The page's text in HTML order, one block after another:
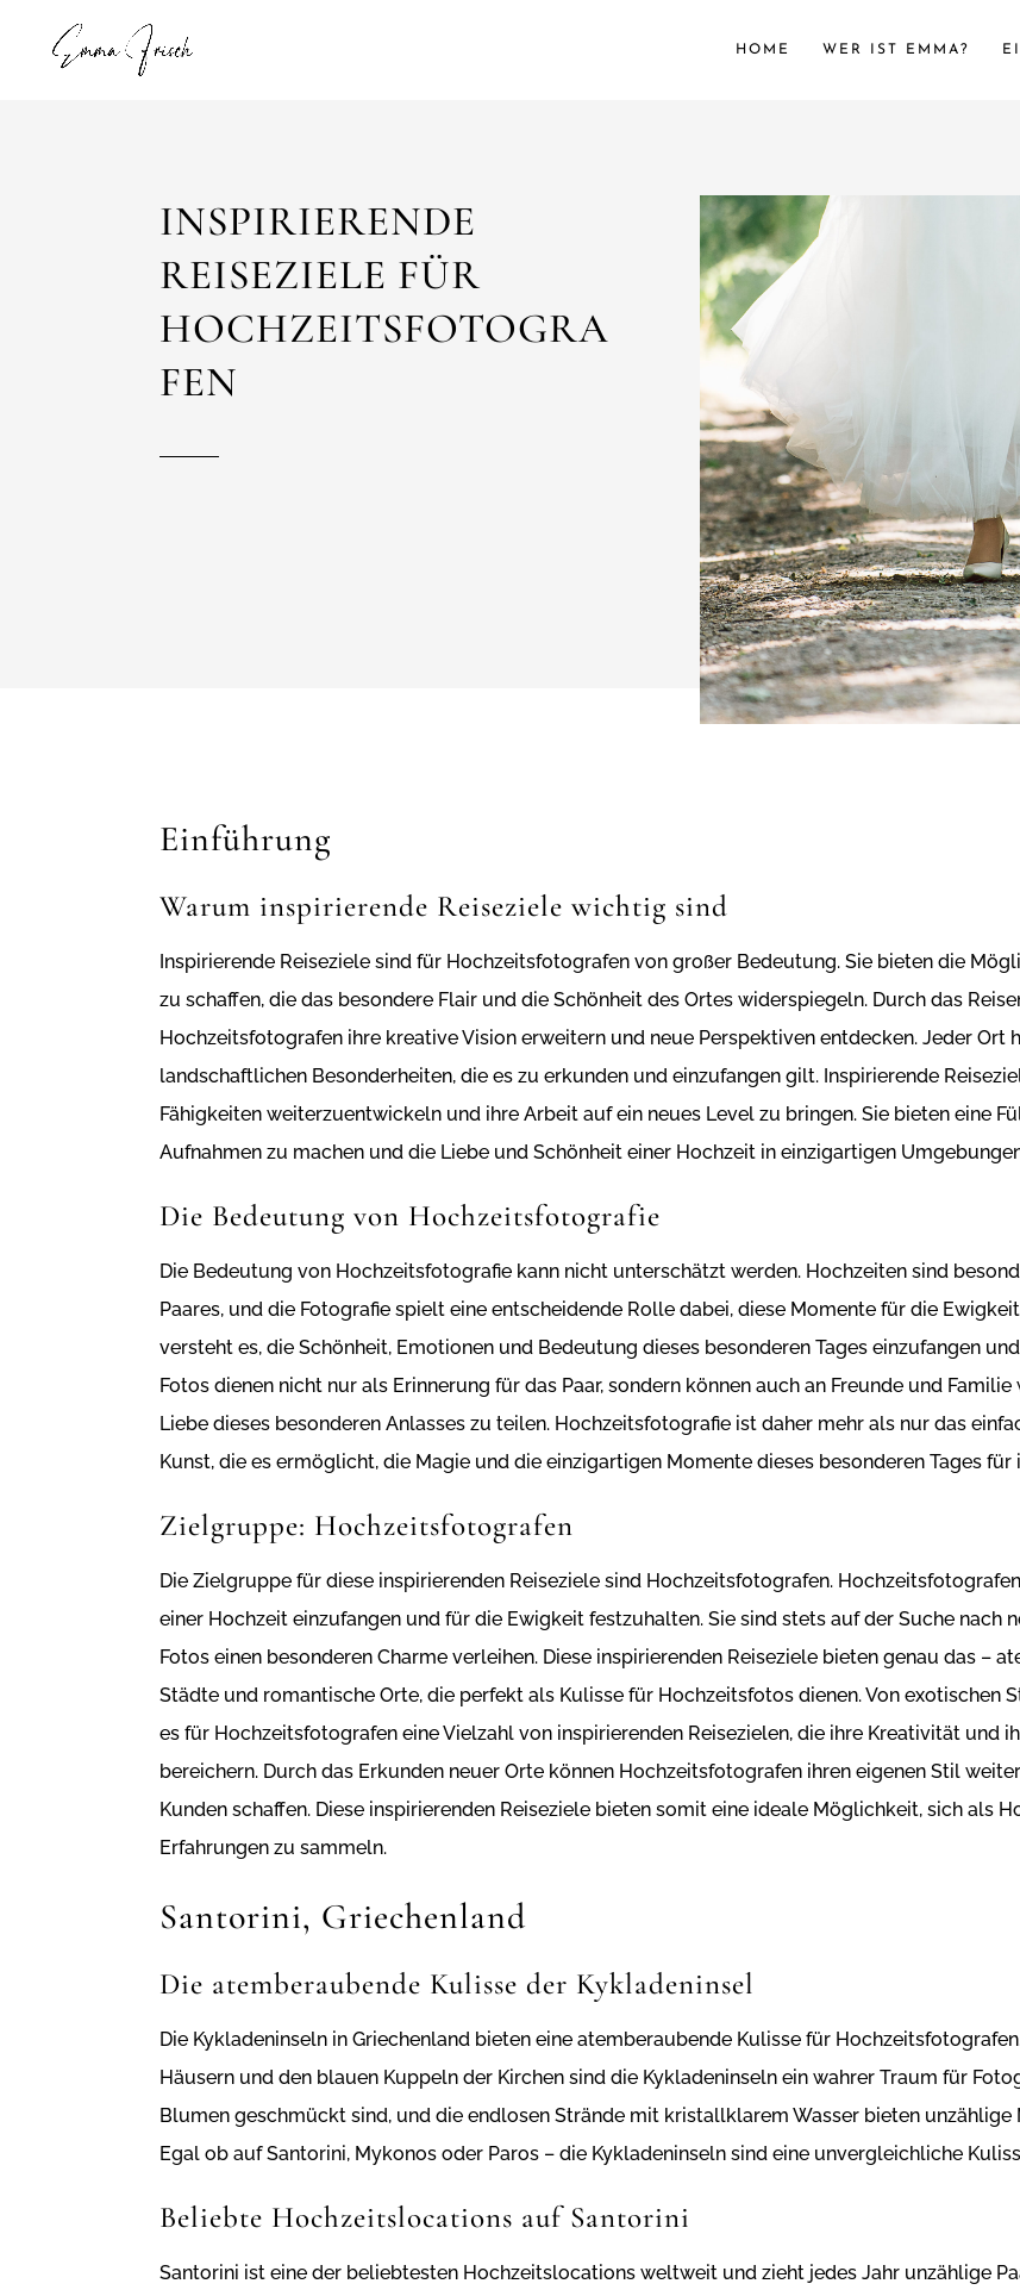
HOME WER IST EMMA?
INSPIRIERENDE
REISEZIELE FÜR
HOCHZEITSFOTOGRA
FEN
Einführung
Warum inspirierende Reiseziele wichtig sind
Inspirierende Reiseziele sind für Hochzeitsfotografen von großer Bedeutung. Sie bieten die
zu schaffen, die das besondere Flair und die Schönheit des Ortes widerspiegeln. Durch das
Hochzeitsfotografen ihre kreative Vision erweitern und neue Perspektiven entdecken. Jeder Ort
landschaftlichen Besonderheiten, die es zu erkunden und einzufangen gilt. Inspirierende
Fähigkeiten weiterzuentwickeln und ihre Arbeit auf ein neues Level zu bringen. Sie bieten eine
Aufnahmen zu machen und die Liebe und Schönheit einer Hochzeit in einzigartigen
Die Bedeutung von Hochzeitsfotografie
Die Bedeutung von Hochzeitsfotografie kann nicht unterschätzt werden. Hochzeiten sind
Paares, und die Fotografie spielt eine entscheidende Rolle dabei, diese Momente für die
versteht es, die Schönheit, Emotionen und Bedeutung dieses besonderen Tages einzufangen
Fotos dienen nicht nur als Erinnerung für das Paar, sondern können auch an Freunde und
Liebe dieses besonderen Anlasses zu teilen. Hochzeitsfotografie ist daher mehr als nur das
Kunst, die es ermöglicht, die Magie und die einzigartigen Momente dieses besonderen Tages
Zielgruppe: Hochzeitsfotografen
Die Zielgruppe für diese inspirierenden Reiseziele sind Hochzeitsfotografen.
einer Hochzeit einzufangen und für die Ewigkeit festzuhalten. Sie sind stets auf der Suche nach
Fotos einen besonderen Charme verleihen. Diese inspirierenden Reiseziele bieten genau das –
Städte und romantische Orte, die perfekt als Kulisse für Hochzeitsfotos dienen. Von exotischen
es für Hochzeitsfotografen eine Vielzahl von inspirierenden Reisezielen, die ihre Kreativität und
bereichern. Durch das Erkunden neuer Orte können Hochzeitsfotografen ihren eigenen Stil
Kunden schaffen. Diese inspirierenden Reiseziele bieten somit eine ideale Möglichkeit, sich als
Erfahrungen zu sammeln.
Santorini, Griechenland
Die atemberaubende Kulisse der Kykladeninsel
Die Kykladeninseln in Griechenland bieten eine atemberaubende Kulisse für
Häusern und den blauen Kuppeln der Kirchen sind die Kykladeninseln ein wahrer Traum für
Blumen geschmückt sind, und die endlosen Strände mit kristallklarem Wasser bieten
Egal ob auf Santorini, Mykonos oder Paros – die Kykladeninseln sind eine unvergleichliche
Beliebte Hochzeitslocations auf Santorini
Santorini ist eine der beliebtesten Hochzeitslocations weltweit und zieht jedes Jahr unzählige